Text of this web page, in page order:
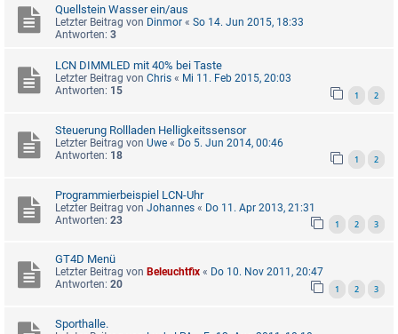
Quellstein Wasser ein/aus
Letzter Beitrag von Dinmor « So 14. Jun 2015, 18:33
Antworten: 3
LCN DIMMLED mit 40% bei Taste
Letzter Beitrag von Chris « Mi 11. Feb 2015, 20:03
Antworten: 15 1 2
Steuerung Rollladen Helligkeitssensor
Letzter Beitrag von Uwe « Do 5. Jun 2014, 00:46
Antworten: 18 1 2
Programmierbeispiel LCN-Uhr
Letzter Beitrag von Johannes « Do 11. Apr 2013, 21:31
Antworten: 23 1 2 3
GT4D Menü
Letzter Beitrag von Beleuchtfix « Do 10. Nov 2011, 20:47
Antworten: 20 1 2 3
Sporthalle.